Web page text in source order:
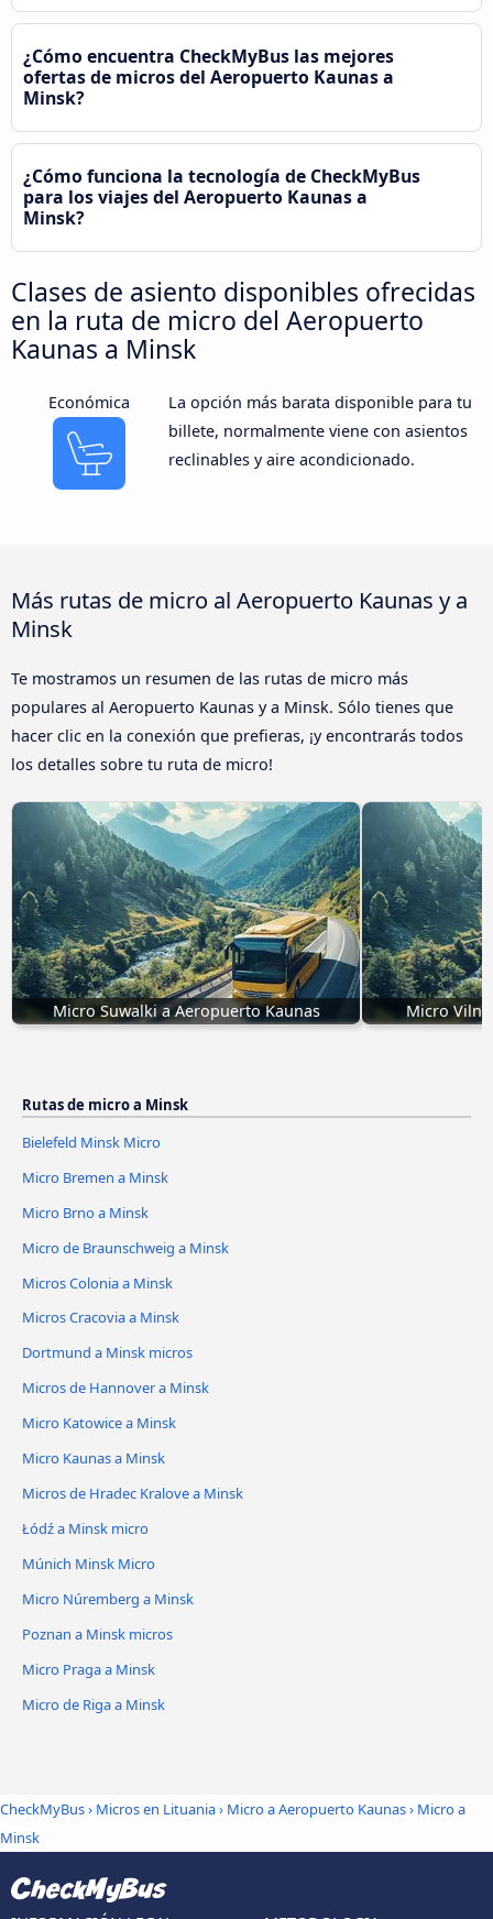
¿Cómo encuentra CheckMyBus las mejores
ofertas de micros del Aeropuerto Kaunas a
Minsk?
¿Cómo funciona la tecnología de CheckMyBus
para los viajes del Aeropuerto Kaunas a
Minsk?
Clases de asiento disponibles ofrecidas
en la ruta de micro del Aeropuerto
Kaunas a Minsk
Económica
La opción más barata disponible para tu
billete, normalmente viene con asientos
reclinables y aire acondicionado.
Más rutas de micro al Aeropuerto Kaunas y a
Minsk
Te mostramos un resumen de las rutas de micro más
populares al Aeropuerto Kaunas y a Minsk. Sólo tienes que
hacer clic en la conexión que prefieras, ¡y encontrarás todos
los detalles sobre tu ruta de micro!
Micro Suwalki a Aeropuerto Kaunas Micro
Rutas de micro a Minsk
Bielefeld Minsk Micro
Micro Bremen a Minsk
Micro Brno a Minsk
Micro de Braunschweig a Minsk
Micros Colonia a Minsk
Micros Cracovia a Minsk
Dortmund a Minsk micros
Micros de Hannover a Minsk
Micro Katowice a Minsk
Micro Kaunas a Minsk
Micros de Hradec Kralove a Minsk
Łódź a Minsk micro
Múnich Minsk Micro
Micro Núremberg a Minsk
Poznan a Minsk micros
Micro Praga a Minsk
Micro de Riga a Minsk
CheckMyBus› Micros en Lituania› Micro a Aeropuerto Kaunas› Micro a
Minsk